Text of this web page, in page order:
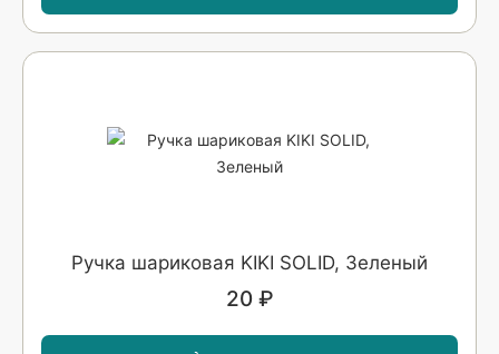
Ручка шариковая KIKI SOLID, Зеленый
20 ₽